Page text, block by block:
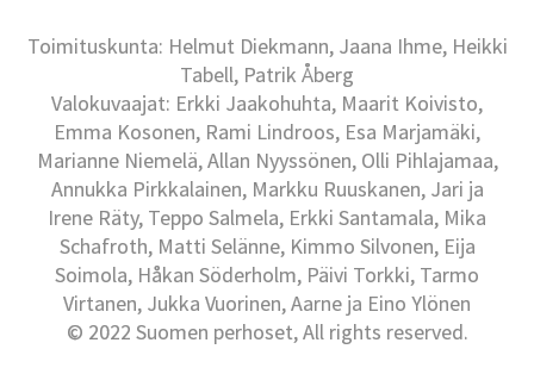
Toimituskunta: Helmut Diekmann, Jaana Ihme, Heikki
Tabell, Patrik Åberg
Valokuvaajat: Erkki Jaakohuhta, Maarit Koivisto,
Emma Kosonen, Rami Lindroos, Esa Marjamäki,
Marianne Niemelä, Allan Nyyssönen, Olli Pihlajamaa,
Annukka Pirkkalainen, Markku Ruuskanen, Jari ja
Irene Räty, Teppo Salmela, Erkki Santamala, Mika
Schafroth, Matti Selänne, Kimmo Silvonen, Eija
Soimola, Håkan Söderholm, Päivi Torkki, Tarmo
Virtanen, Jukka Vuorinen, Aarne ja Eino Ylönen
© 2022 Suomen perhoset, All rights reserved.